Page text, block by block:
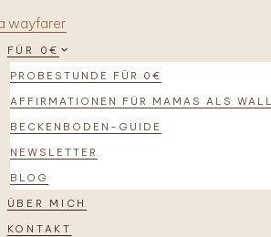
FÜR 0€
PROBESTUNDE FÜR 0€
AFFIRMATIONEN FÜR MAMAS ALS
BECKENBODEN-GUIDE
NEWSLETTER
BLOG
ÜBER MICH
KONTAKT